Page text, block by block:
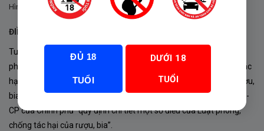
Hình thức thanh toán
ĐIỀU KHOẢN VÀ CHÍNH SÁCH
Tuân thủ Nghị định 105/2017/NĐ-CP ngày 14/9/2017 của Chính
phủ về sản xuất, kinh doanh rượu. Tuân thủ Luật “phòng chống tác
hại của rượu, bia” số 44/2019/QH14-Điều 16 về “điều kiện bán rượu,
bia theo hình thức thương mại điện tử”; Nghị định số 24/2020/NĐ-
CP của Chính phủ “quy định chi tiết một số điều của Luật phòng,
chống tác hại của rượu, bia”.
ĐỦ 18
TUỔI
DƯỚI 18
TUỔI